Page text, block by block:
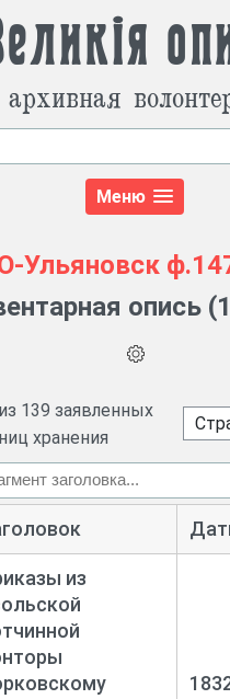
Меню
Ульяновск
опись
139 заявленных
хранения
из